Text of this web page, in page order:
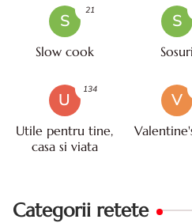
S
Slow cook
21
S
Sosuri
U
Utile pentru tine,
casa si viata
134
V
Categorii retete